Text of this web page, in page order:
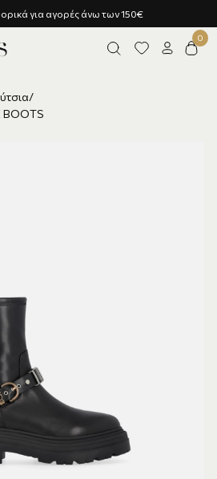
Υποστήριξη πελατών - Ρωτήστε μας!
/
BOOTS